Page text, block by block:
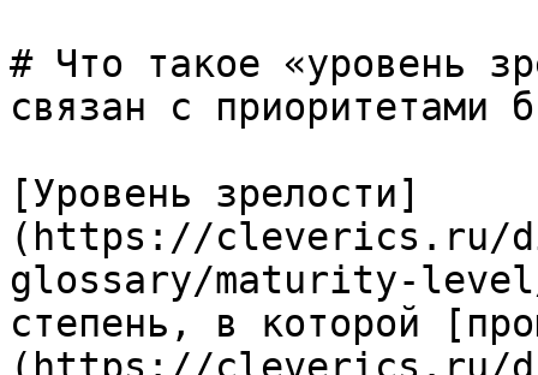
# Что такое «уровень
связан с приоритетами
[Уровень зрелости]
(https://cleverics.ru/
glossary/maturity-
степень, в которой